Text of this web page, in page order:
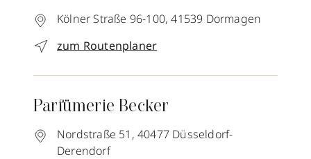
Kölner Straße 96-100, 41539 Dormagen
zum Routenplaner
Parfümerie Becker
Nordstraße 51, 40477 Düsseldorf-
Derendorf